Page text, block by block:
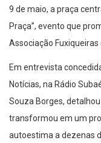
9 de maio, a praça
Praça”, evento que
Associação Fuxiqueiras
Em entrevista
Notícias, na Rádio
Souza Borges,
transformou em um
autoestima a dezenas